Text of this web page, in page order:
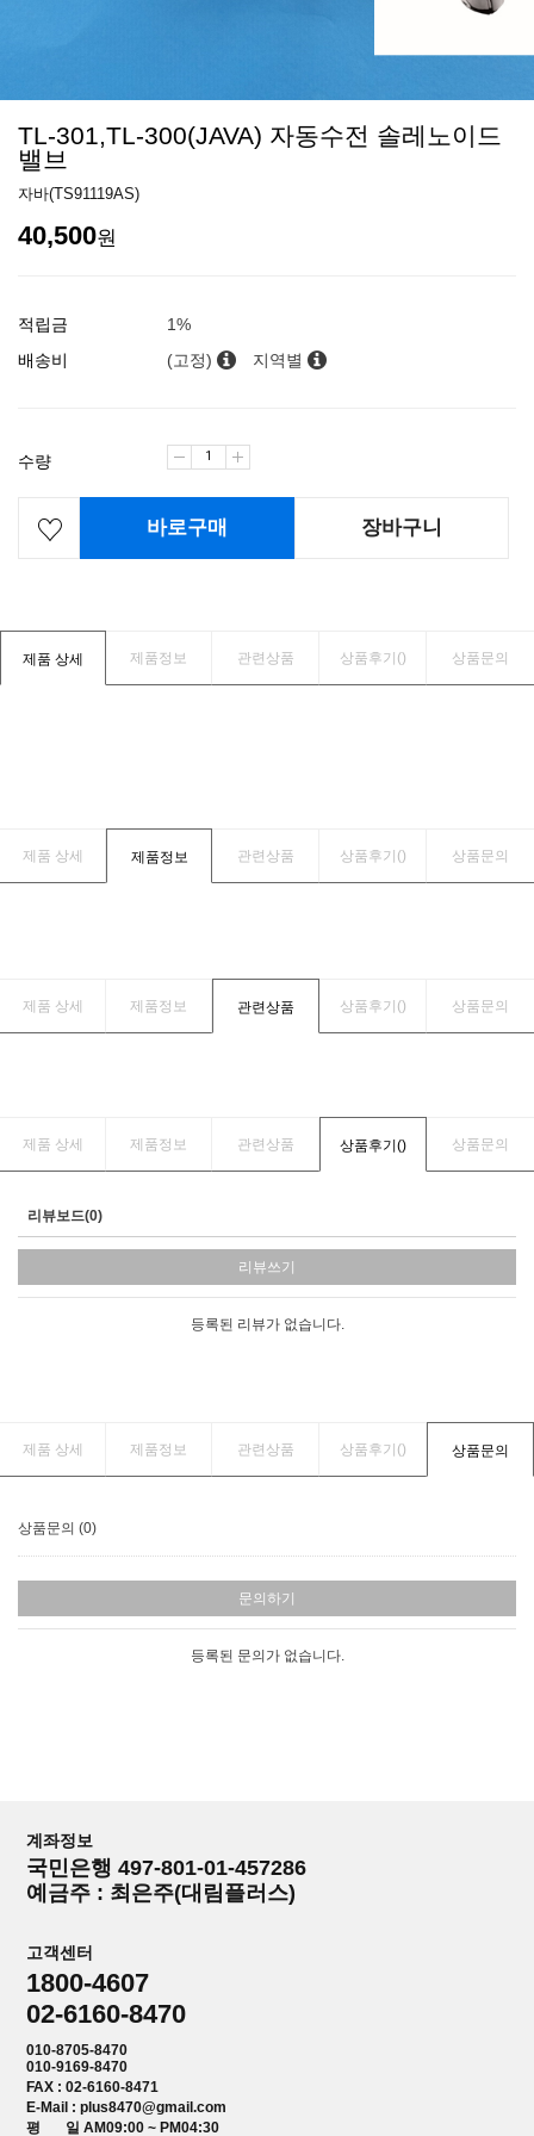
TL-301,TL-300(JAVA) 자동수전 솔레노이드
밸브
자바(TS91119AS)
40,500원
적립금
1%
배송비
(고정) 지역별
수량
바로구매 장바구니
제품 상세 제품정보 관련상품 상품후기() 상품문의
제품 상세 제품정보 관련상품 상품후기() 상품문의
제품 상세 제품정보 관련상품 상품후기() 상품문의
제품 상세 제품정보 관련상품 상품후기() 상품문의
리뷰보드(0)
리뷰쓰기
등록된 리뷰가 없습니다.
제품 상세 제품정보 관련상품 상품후기() 상품문의
상품문의 (0)
문의하기
등록된 문의가 없습니다.
계좌정보
국민은행 497-801-01-457286
예금주 : 최은주(대림플러스)
고객센터
1800-4607
02-6160-8470
010-8705-8470
010-9169-8470
FAX : 02-6160-8471
E-Mail : plus8470@gmail.com
평 일 AM09:00 ~ PM04:30